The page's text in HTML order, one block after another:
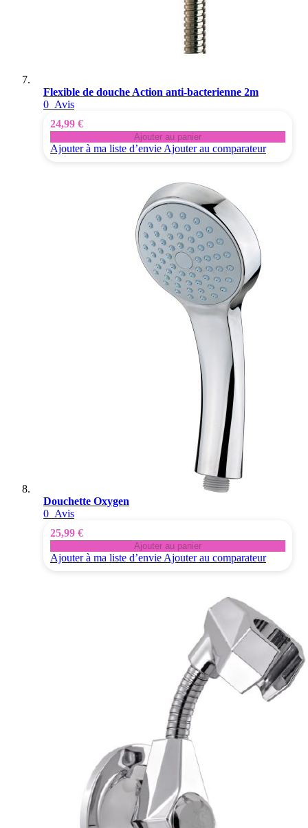
Flexible de douche Action anti-bacterienne 2m
0 Avis
24,99 €
Ajouter au panier
Ajouter à ma liste d’envie Ajouter au comparateur
Douchette Oxygen
0 Avis
25,99 €
Ajouter au panier
Ajouter à ma liste d’envie Ajouter au comparateur